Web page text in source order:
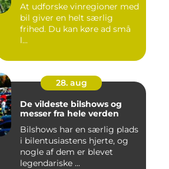
At udforske vinregioner med
bil giver en helt særlig
frihed. Du kan køre ad små
l...
28. aug
De vildeste bilshows og
messer fra hele verden
Bilshows har en særlig plads
i bilentusiastens hjerte, og
nogle af dem er blevet
legendariske ...